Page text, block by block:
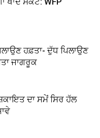
ਹਫ਼ਤਾ- ਦੁੱਧ ਪਿਲਾਉਣ
ਜਾਗਰੂਕ
ਦਾ ਸਮੇਂ ਸਿਰ ਹੱਲ